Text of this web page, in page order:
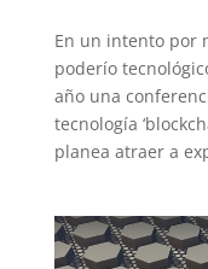
En un intento por
poderío
año una
tecnología
planea atraer a